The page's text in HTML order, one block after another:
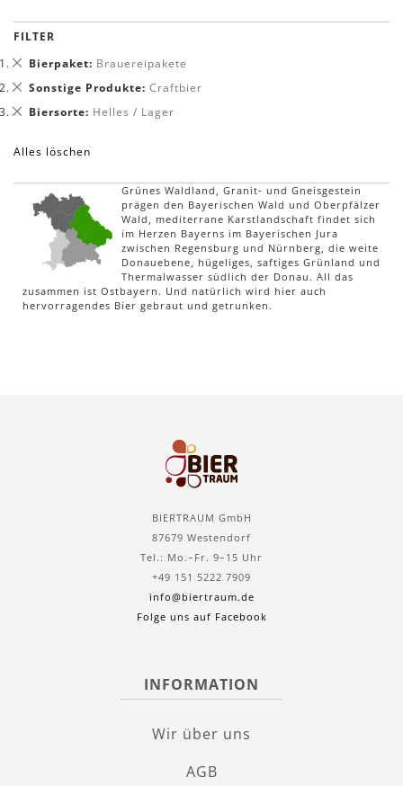
FILTER
Bierpaket Brauereipakete
Dies
Sonstige Produkte Craftbier
Dies
Biersorte Helles / Lager
Dies
Alles löschen
Grünes Waldland, Granit- und Gneisgestein
prägen den Bayerischen Wald und Oberpfälzer
Wald, mediterrane Karstlandschaft findet sich
im Herzen Bayerns im Bayerischen Jura
zwischen Regensburg und Nürnberg, die weite
Donauebene, hügeliges, saftiges Grünland und
Thermalwasser südlich der Donau. All das
zusammen ist Ostbayern. Und natürlich wird hier auch
hervorragendes Bier gebraut und getrunken.
BIERTRAUM GmbH
87679 Westendorf
Tel.: Mo.–Fr. 9–15 Uhr
+49 151 5222 7909
info@biertraum.de
Folge uns auf Facebook
INFORMATION
Wir über uns
AGB